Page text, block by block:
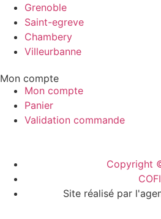
Grenoble
Saint-egreve
Chambery
Villeurbanne
Mon compte
Mon compte
Panier
Validation commande
Copyright
COFI
Site réalisé par